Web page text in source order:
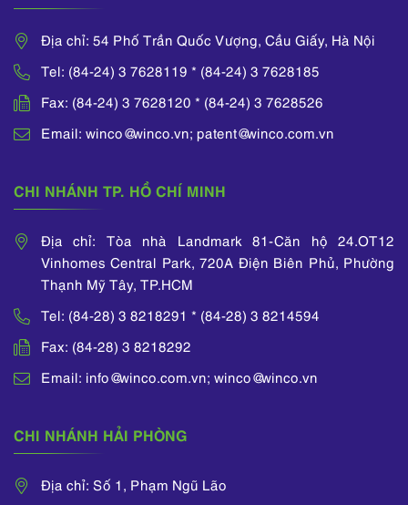
Địa chỉ: 54 Phố Trần Quốc Vượng, Cầu Giấy, Hà Nội
Tel: (84-24) 3 7628119 * (84-24) 3 7628185
Fax: (84-24) 3 7628120 * (84-24) 3 7628526
Email: winco@winco.vn; patent@winco.com.vn
CHI NHÁNH TP. HỒ CHÍ MINH
Địa chỉ: Tòa nhà Landmark 81-Căn hộ 24.OT12
Vinhomes Central Park, 720A Điện Biên Phủ, Phường
Thạnh Mỹ Tây, TP.HCM
Tel: (84-28) 3 8218291 * (84-28) 3 8214594
Fax: (84-28) 3 8218292
Email: info@winco.com.vn; winco@winco.vn
CHI NHÁNH HẢI PHÒNG
Địa chỉ: Số 1, Phạm Ngũ Lão